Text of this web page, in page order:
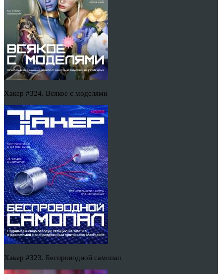
Хакер #324. Всякое с моделями
Хакер #323. Беспроводной самопал